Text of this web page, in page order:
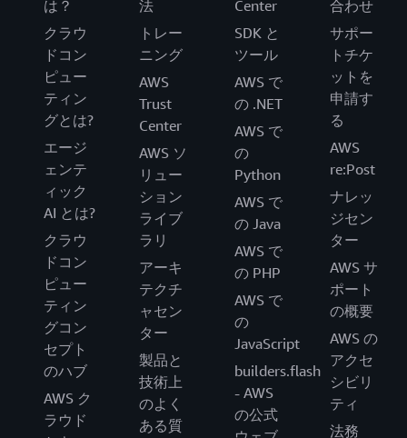
は？
クラウ
ドコン
ピュー
ティン
グとは?
エージ
ェンテ
ィック
AI とは?
クラウ
ドコン
ピュー
ティン
グコン
セプト
のハブ
AWS ク
ラウド
法
トレー
ニング
AWS
Trust
Center
AWS ソ
リュー
ション
ライブ
ラリ
アーキ
テクチ
ャセン
ター
製品と
技術上
のよく
ある質
Center
SDK と
ツール
AWS で
の .NET
AWS で
の
Python
AWS で
の Java
AWS で
の PHP
AWS で
の
JavaScript
builders.flash
- AWS
の公式
合わせ
サポー
トチケ
ットを
申請す
る
AWS
re:Post
ナレッ
ジセン
ター
AWS サ
ポート
の概要
AWS の
アクセ
シビリ
ティ
法務